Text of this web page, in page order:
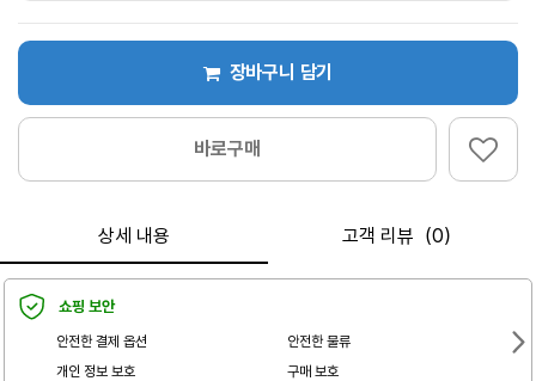
장바구니 담기
바로구매
상세 내용 고객 리뷰（0）
쇼핑 보안
안전한 결제 옵션
안전한 물류
개인 정보 보호
구매 보호